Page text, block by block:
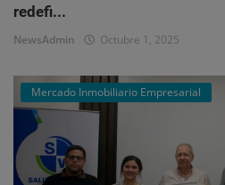
redefi...
NewsAdmin Octubre 1, 2025
Mercado Inmobiliario Empresarial